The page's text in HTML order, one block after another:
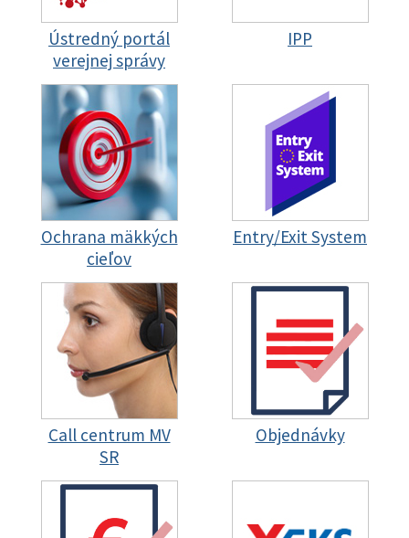
Ústredný portál
verejnej správy
IPP
Ochrana mäkkých
cieľov
Entry/Exit System
Call centrum MV
SR
Objednávky